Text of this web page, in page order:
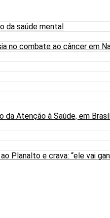
da saúde mental
no combate ao câncer em
Atenção à Saúde, em
Planalto e crava: “ele vai